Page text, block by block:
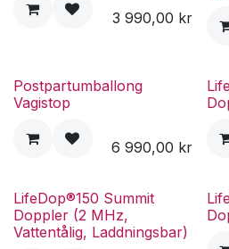
3 990,00 kr
Postpartumballong
Vagistop
6 990,00 kr
LifeDop®150 Summit
Doppler (2 MHz,
Vattentålig, Laddningsbar)